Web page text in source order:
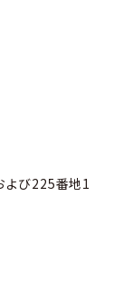
び225番地1